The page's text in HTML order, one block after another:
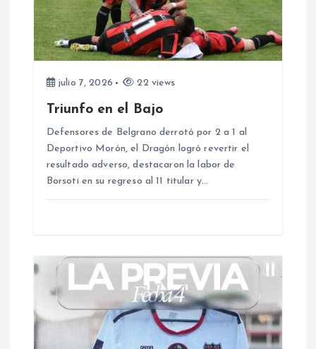
n
d
a
a
julio 7, 2026 22 views
Triunfo en el Bajo
Defensores de Belgrano derrotó por 2 a 1 al
Deportivo Morón, el Dragón logró revertir el
resultado adverso, destacaron la labor de
Borsoti en su regreso al 11 titular y…